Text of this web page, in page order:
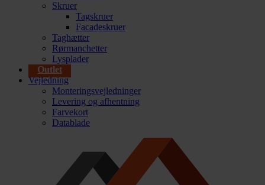
Skruer
Tagskruer
Facadeskruer
Taghætter
Rørmanchetter
Lysplader
Outlet
Vejledning
Monteringsvejledninger
Levering og afhentning
Farvekort
Datablade